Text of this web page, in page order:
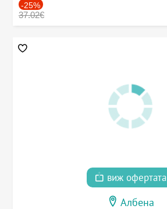
-25%
37.02€
виж офертата
Албена